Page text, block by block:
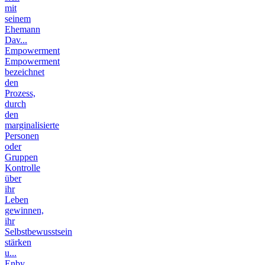
mit
seinem
Ehemann
Dav...
Empowerment
Empowerment
bezeichnet
den
Prozess,
durch
den
marginalisierte
Personen
oder
Gruppen
Kontrolle
über
ihr
Leben
gewinnen,
ihr
Selbstbewusstsein
stärken
u...